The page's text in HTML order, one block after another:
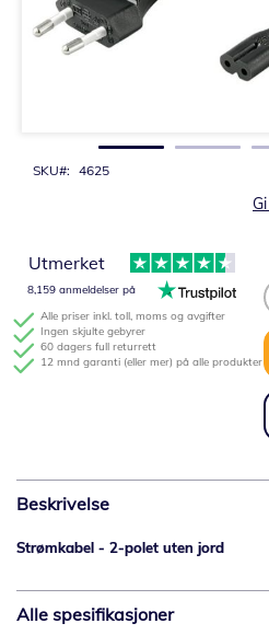
SKU 4625
Alle priser inkl. toll, moms og avgifter
Ingen skjulte gebyrer
60 dagers full returrett
12 mnd garanti (eller mer) på alle produkter
Utmerket
8,159 anmeldelser på
Beskrivelse
Strømkabel - 2-polet uten jord
Alle spesifikasjoner